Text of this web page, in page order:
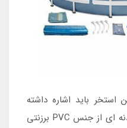
باید اشاره داشته
باشیم که این محصول دارای بدنه ای از جنس PVC برزنتی